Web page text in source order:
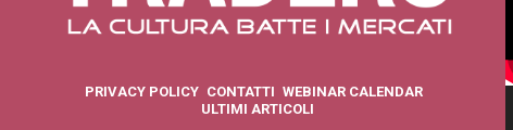
PRIVACY POLICY CONTATTI WEBINAR CALENDAR
ULTIMI ARTICOLI